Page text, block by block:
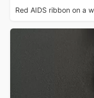
Red AIDS ribbon on a